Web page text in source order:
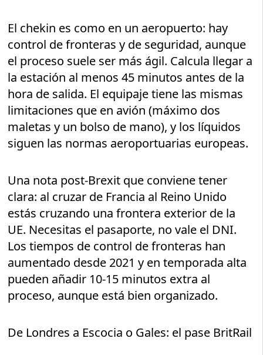
El chekin es como en un aeropuerto: hay
control de fronteras y de seguridad, aunque
el proceso suele ser más ágil. Calcula llegar a
la estación al menos 45 minutos antes de la
hora de salida. El equipaje tiene las mismas
limitaciones que en avión (máximo dos
maletas y un bolso de mano), y los líquidos
siguen las normas aeroportuarias europeas.
Una nota post-Brexit que conviene tener
clara: al cruzar de Francia al Reino Unido
estás cruzando una frontera exterior de la
UE. Necesitas el pasaporte, no vale el DNI.
Los tiempos de control de fronteras han
aumentado desde 2021 y en temporada alta
pueden añadir 10-15 minutos extra al
proceso, aunque está bien organizado.
De Londres a Escocia o Gales: el pase BritRail